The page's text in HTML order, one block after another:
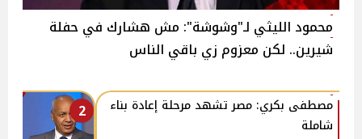
محمود الليثي لـ"وشوشة": مش هشارك في حفلة
شيرين.. لكن معزوم زي باقي الناس
2
مصطفى بكري: مصر تشهد مرحلة إعادة بناء
شاملة